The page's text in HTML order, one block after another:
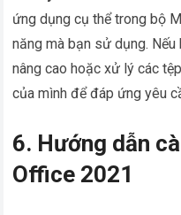
ứng dụng cụ thể trong bộ
năng mà bạn sử dụng.
nâng cao hoặc xử lý các
của mình để đáp ứng yêu
6. Hướng dẫn
Office 2021